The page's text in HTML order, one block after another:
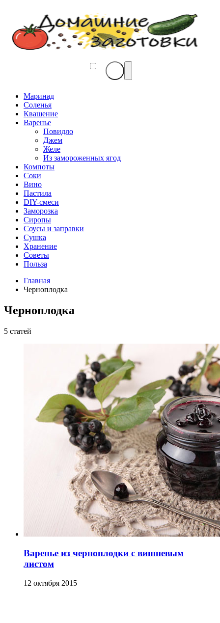
Маринад
Соленья
Квашение
Варенье
Повидло
Джем
Желе
Из замороженных ягод
Компоты
Соки
Вино
Пастила
DIY-смеси
Заморозка
Сиропы
Соусы и заправки
Сушка
Хранение
Советы
Польза
Главная
Черноплодка
Черноплодка
5 статей
Варенье из черноплодки с вишневым
листом
12 октября 2015